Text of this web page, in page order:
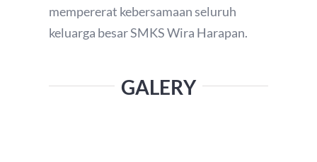
mempererat kebersamaan seluruh
keluarga besar SMKS Wira Harapan.
GALERY